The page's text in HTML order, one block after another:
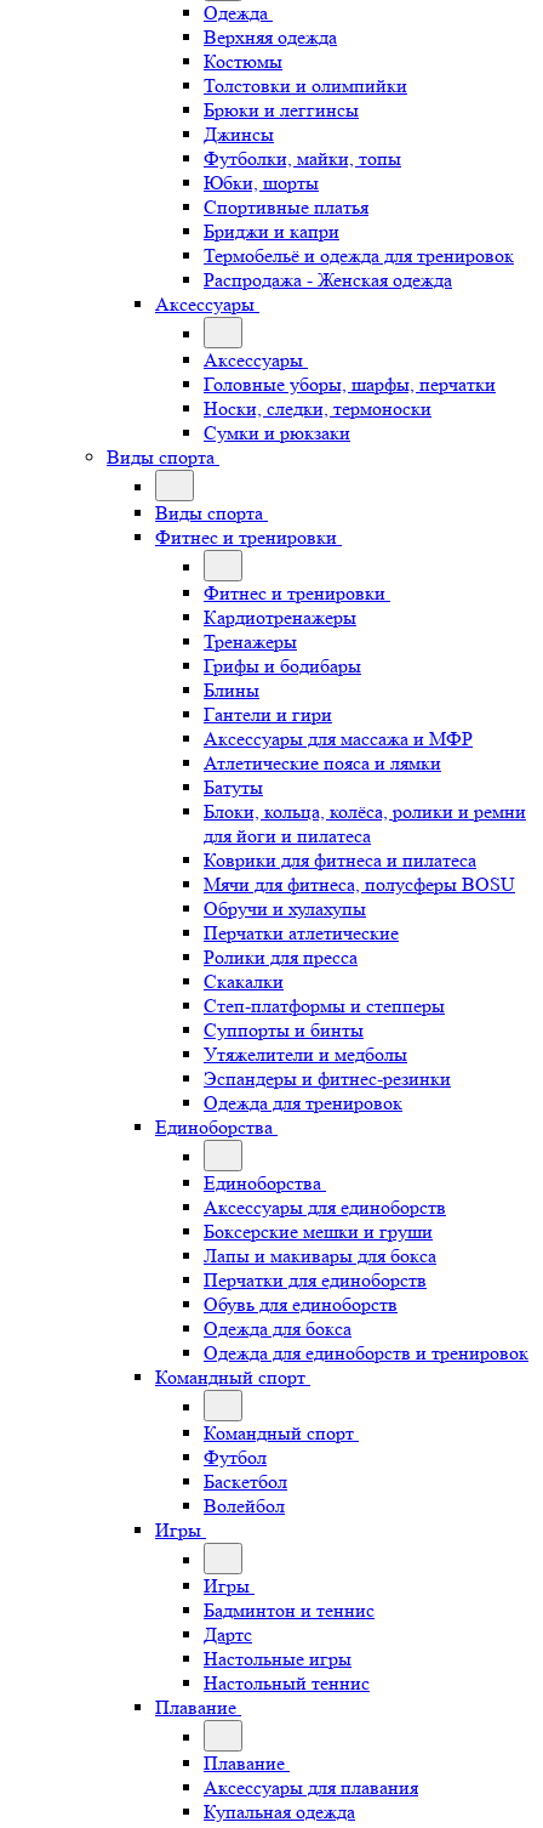
Одежда
Верхняя одежда
Костюмы
Толстовки и олимпийки
Брюки и леггинсы
Джинсы
Футболки, майки, топы
Юбки, шорты
Спортивные платья
Бриджи и капри
Термобельё и одежда для тренировок
Распродажа - Женская одежда
Аксессуары
Аксессуары
Головные уборы, шарфы, перчатки
Носки, следки, термоноски
Сумки и рюкзаки
Виды спорта
Виды спорта
Фитнес и тренировки
Фитнес и тренировки
Кардиотренажеры
Тренажеры
Грифы и бодибары
Блины
Гантели и гири
Аксессуары для массажа и МФР
Атлетические пояса и лямки
Батуты
Блоки, кольца, колёса, ролики и ремни
для йоги и пилатеса
Коврики для фитнеса и пилатеса
Мячи для фитнеса, полусферы BOSU
Обручи и хулахупы
Перчатки атлетические
Ролики для пресса
Скакалки
Степ-платформы и степперы
Суппорты и бинты
Утяжелители и медболы
Эспандеры и фитнес-резинки
Одежда для тренировок
Единоборства
Единоборства
Аксессуары для единоборств
Боксерские мешки и груши
Лапы и макивары для бокса
Перчатки для единоборств
Обувь для единоборств
Одежда для бокса
Одежда для единоборств и тренировок
Командный спорт
Командный спорт
Футбол
Баскетбол
Волейбол
Игры
Игры
Бадминтон и теннис
Дартс
Настольные игры
Настольный теннис
Плавание
Плавание
Аксессуары для плавания
Купальная одежда